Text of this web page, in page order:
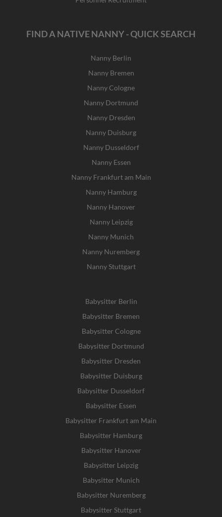
FIND A NATIVE NANNY - QUICK SEARCH
Nanny Berlin
Nanny Bremen
Nanny Cologne
Nanny Dortmund
Nanny Dresden
Nanny Duisburg
Nanny Dusseldorf
Nanny Essen
Nanny Frankfurt am Main
Nanny Hamburg
Nanny Hanover
Nanny Leipzig
Nanny Munich
Nanny Nuremberg
Nanny Stuttgart
Babysitter Berlin
Babysitter Bremen
Babysitter Cologne
Babysitter Dortmund
Babysitter Dresden
Babysitter Duisburg
Babysitter Dusseldorf
Babysitter Essen
Babysitter Frankfurt am Main
Babysitter Hamburg
Babysitter Hanover
Babysitter Leipzig
Babysitter Munich
Babysitter Nuremberg
Babysitter Stuttgart